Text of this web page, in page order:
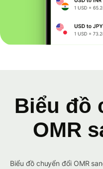
Biểu đồ
OMR
Biểu đồ chuyển đổi OMR